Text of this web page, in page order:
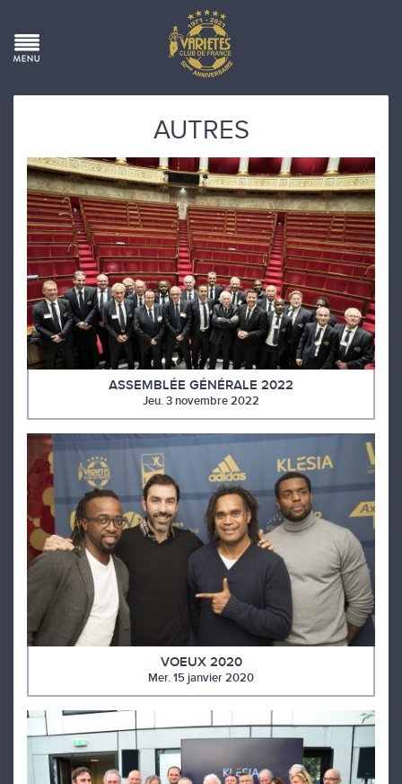
AUTRES
ASSEMBLÉE GÉNÉRALE 2022
Jeu. 3 novembre 2022
VOEUX 2020
Mer. 15 janvier 2020